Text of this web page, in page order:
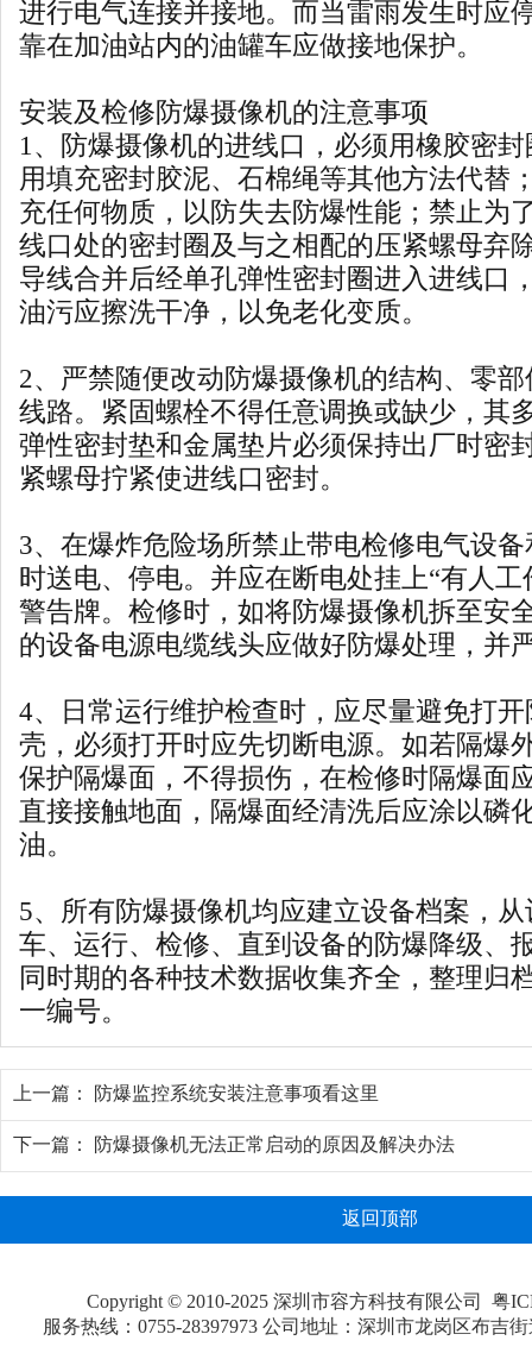
进行电气连接并接地。而当雷雨发生时应
靠在加油站内的油罐车应做接地保护。
安装及检修防爆摄像机的注意事项
1、防爆摄像机的进线口，必须用橡胶密
用填充密封胶泥、石棉绳等其他方法代替
充任何物质，以防失去防爆性能；禁止为
线口处的密封圈及与之相配的压紧螺母弃
导线合并后经单孔弹性密封圈进入进线口
油污应擦洗干净，以免老化变质。
2、严禁随便改动防爆摄像机的结构、零
线路。紧固螺栓不得任意调换或缺少，其
弹性密封垫和金属垫片必须保持出厂时密
紧螺母拧紧使进线口密封。
3、在爆炸危险场所禁止带电检修电气设
时送电、停电。并应在断电处挂上“有人工
警告牌。检修时，如将防爆摄像机拆至安
的设备电源电缆线头应做好防爆处理，并
4、日常运行维护检查时，应尽量避免打
壳，必须打开时应先切断电源。如若隔爆
保护隔爆面，不得损伤，在检修时隔爆面
直接接触地面，隔爆面经清洗后应涂以磷
油。
5、所有防爆摄像机均应建立设备档案，
车、运行、检修、直到设备的防爆降级、
同时期的各种技术数据收集齐全，整理归
一编号。
上一篇： 防爆监控系统安装注意事项看这里
下一篇： 防爆摄像机无法正常启动的原因及解决办法
返回顶部
Copyright © 2010-2025 深圳市容方科技有限公司 粤
服务热线：0755-28397973 公司地址：深圳市龙岗区布吉